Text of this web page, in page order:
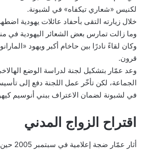
لكنيس «شعاري تيكفاه» في لشبونة.
خلال زيارته التقى بأحفاد عائلات يهودية
وما زالت تمارس بعض الشعائر اليهودية في
وكان لقاءً نادرًا بين حاخام أكبر ويهود
قرون.
وعد عمّار بتشكيل لجنة لدراسة الوضع
الجماعة، لكن تأخّر عمل اللجنة دفع إلى
في لشبونة لضمان الاعتراف ببني أنوسيم
اقتراح الزواج المدني
أثار